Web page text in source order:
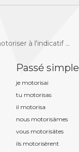
à l'indicatif ...
Passé simple
je motorisai
tu motorisas
il motorisa
nous motorisâmes
vous motorisâtes
ils motorisèrent